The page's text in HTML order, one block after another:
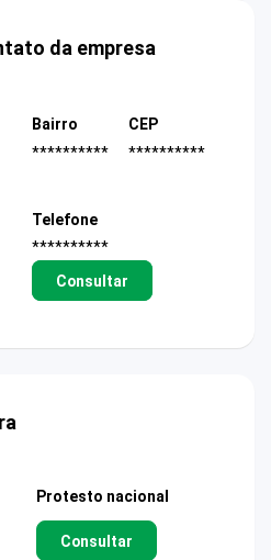
da empresa
Bairro
**********
CEP
**********
Telefone
**********
Consultar
Protesto nacional
Consultar